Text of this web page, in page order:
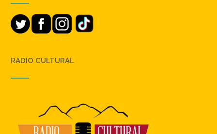
RADIO CULTURAL